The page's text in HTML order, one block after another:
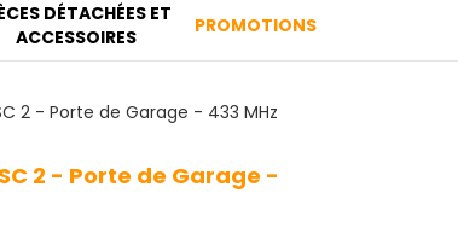
DÉTACHÉES ET
ACCESSOIRES
PROMOTIONS
2 - Porte de Garage - 433 MHz
2 - Porte de Garage -